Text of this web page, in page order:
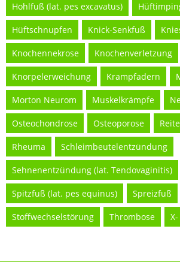
Hohlfuß (lat. pes excavatus)
Hüftschnupfen Knick-Senkfuß
Knochennekrose Knochenverletzung
Knorpelerweichung Krampfadern
Morton Neurom Muskelkrämpfe
Osteochondrose Osteoporose
Rheuma Schleimbeutelentzündung
Sehnenentzündung (lat. Tendovaginitis)
Spitzfuß (lat. pes equinus) Spreizfuß
Stoffwechselstörung Thrombose